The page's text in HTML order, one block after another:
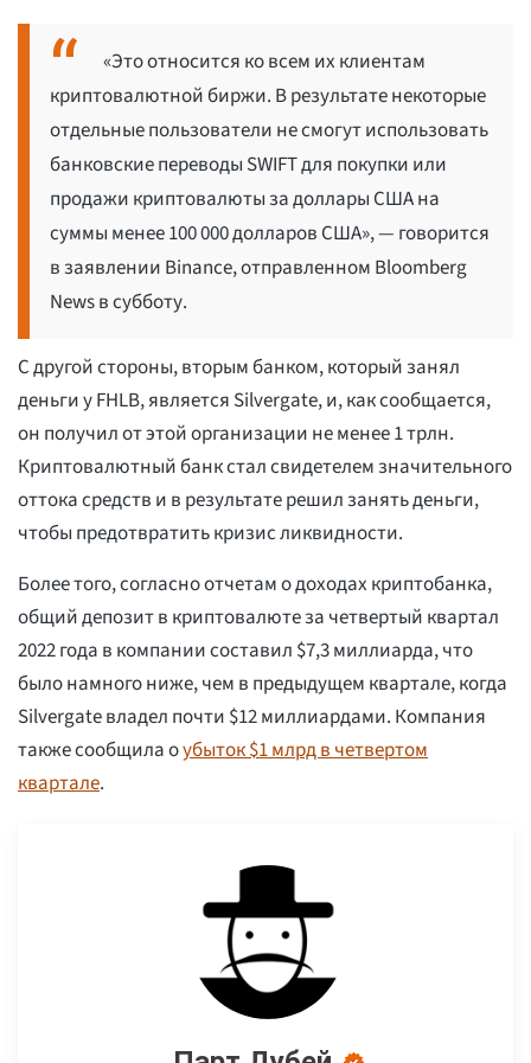
«Это относится ко всем их клиентам
криптовалютной биржи. В результате некоторые
отдельные пользователи не смогут использовать
банковские переводы SWIFT для покупки или
продажи криптовалюты за доллары США на
суммы менее 100 000 долларов США», — говорится
в заявлении Binance, отправленном Bloomberg
News в субботу.
С другой стороны, вторым банком, который занял
деньги у FHLB, является Silvergate, и, как сообщается,
он получил от этой организации не менее 1 трлн.
Криптовалютный банк стал свидетелем значительного
оттока средств и в результате решил занять деньги,
чтобы предотвратить кризис ликвидности.
Более того, согласно отчетам о доходах криптобанка,
общий депозит в криптовалюте за четвертый квартал
2022 года в компании составил $7,3 миллиарда, что
было намного ниже, чем в предыдущем квартале, когда
Silvergate владел почти $12 миллиардами. Компания
также сообщила оубыток $1 млрд в четвертом
квартале.